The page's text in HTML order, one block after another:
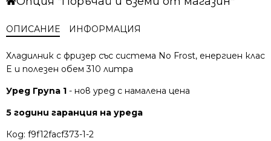
ОПИСАНИЕ ИНФОРМАЦИЯ
Хладилник с фризер със система No Frost, енергиен клас
E и полезен обем 310 литра
Уред Група 1 - нов уред с намалена цена
5 години гаранция на уреда
Код: f9f12facf373-1-2